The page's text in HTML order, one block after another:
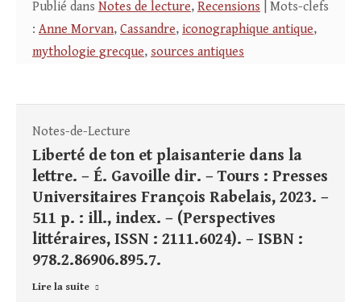
Publié dans Notes de lecture, Recensions | Mots-clefs
: Anne Morvan, Cassandre, iconographique antique,
mythologie grecque, sources antiques
Notes-de-Lecture
Liberté de ton et plaisanterie dans la
lettre. – É. Gavoille dir. – Tours : Presses
Universitaires François Rabelais, 2023. –
511 p. : ill., index. – (Perspectives
littéraires, ISSN : 2111.6024). – ISBN :
978.2.86906.895.7.
Lire la suite